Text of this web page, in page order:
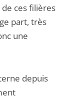
ces filières
part, très
une
depuis